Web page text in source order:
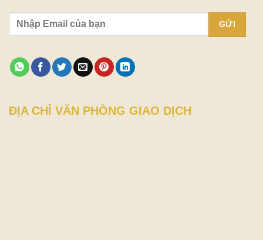
ĐỊA CHỈ VĂN PHÒNG GIAO DỊCH